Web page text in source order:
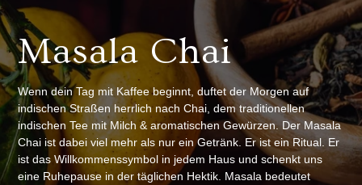
Masala Chai
Wenn dein Tag mit Kaffee beginnt, duftet der Morgen auf
indischen Straßen herrlich nach Chai, dem traditionellen
indischen Tee mit Milch & aromatischen Gewürzen. Der Masala
Chai ist dabei viel mehr als nur ein Getränk. Er ist ein Ritual. Er
ist das Willkommenssymbol in jedem Haus und schenkt uns
eine Ruhepause in der täglichen Hektik. Masala bedeutet